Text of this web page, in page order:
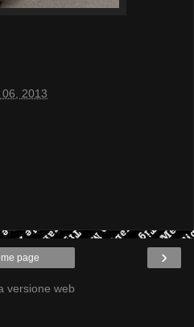
2013
›
page
versione web